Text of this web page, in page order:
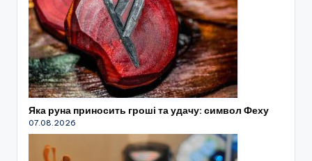
Яка руна приносить гроші та удачу: символ Феху
07.08.2026